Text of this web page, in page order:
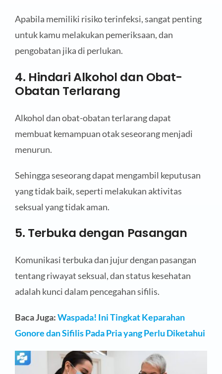
Apabila memiliki risiko terinfeksi, sangat penting
untuk kamu melakukan pemeriksaan, dan
pengobatan jika di perlukan.
4. Hindari Alkohol dan Obat-
Obatan Terlarang
Alkohol dan obat-obatan terlarang dapat
membuat kemampuan otak seseorang menjadi
menurun.
Sehingga seseorang dapat mengambil keputusan
yang tidak baik, seperti melakukan aktivitas
seksual yang tidak aman.
5. Terbuka dengan Pasangan
Komunikasi terbuka dan jujur dengan pasangan
tentang riwayat seksual, dan status kesehatan
adalah kunci dalam pencegahan sifilis.
Baca Juga:Waspada! Ini Tingkat Keparahan
Gonore dan Sifilis Pada Pria yang Perlu Diketahui